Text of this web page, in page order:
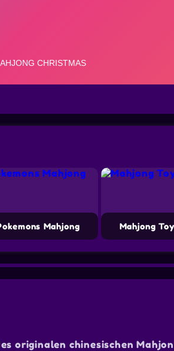
Mahjong Mahjong
originalen chinesischen